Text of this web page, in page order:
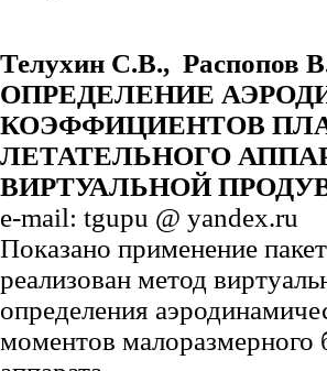
Телухин С.В.,
ОПРЕДЕЛЕНИЕ
КОЭФФИЦИЕНТОВ
ЛЕТАТЕЛЬНОГО
ВИРТУАЛЬНОЙ
e-mail: tgupu @ yandex.ru
Показано применение
реализован метод
определения
моментов малоразмерного